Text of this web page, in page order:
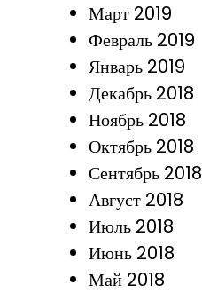
Март 2019
Февраль 2019
Январь 2019
Декабрь 2018
Ноябрь 2018
Октябрь 2018
Сентябрь 2018
Август 2018
Июль 2018
Июнь 2018
Май 2018